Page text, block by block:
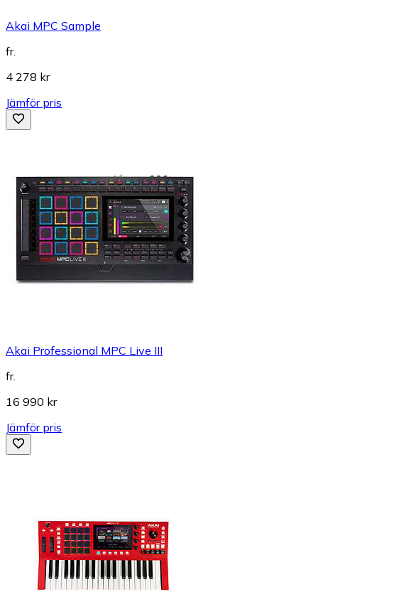
Akai MPC Sample
fr.
4 278 kr
Jämför pris
Akai Professional MPC Live III
fr.
16 990 kr
Jämför pris